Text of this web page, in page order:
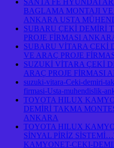
SANTA FE HYUNDAİ
BAGLAMA MONTAJI
ANKARA USTA
SUBARU ÇEKİ DEMİRİ
PROJE FİRMASI
SUBARU VİTARA ÇEKİ
VE ARAÇ PROJE
SUZUKİ VİTARA ÇEKİ
ARAÇ PROJE FİRMASI
suzuki-vitara-Ceki-demiri-
firmasi-Usta-muhendislik-
TOYOTA HILUX
DEMİRİ TAKMA
ANKARA
TOYOTA HILUX
SİNYAL PİRİZ
KAMYONET-CEKI-